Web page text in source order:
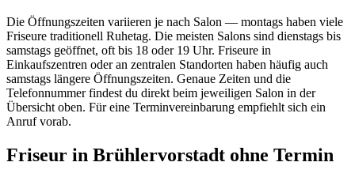
Die Öffnungszeiten variieren je nach Salon — montags haben viele
Friseure traditionell Ruhetag. Die meisten Salons sind dienstags bis
samstags geöffnet, oft bis 18 oder 19 Uhr. Friseure in
Einkaufszentren oder an zentralen Standorten haben häufig auch
samstags längere Öffnungszeiten. Genaue Zeiten und die
Telefonnummer findest du direkt beim jeweiligen Salon in der
Übersicht oben. Für eine Terminvereinbarung empfiehlt sich ein
Anruf vorab.
Friseur in Brühlervorstadt ohne Termin